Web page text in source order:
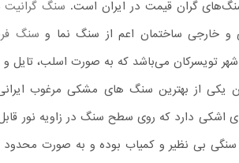
گران قیمت در ایران است. سنگ گرانیت
و خارجی ساختمان اعم از سنگ نما و سنگ
تویسرکان می‌باشد که به صورت اسلب، تایل
یکی از بهترین سنگ های مشکی مرغوب
اشکی دارد که روی سطح سنگ در زاویه نور
سنگی بی نظیر و کمیاب بوده و به صورت